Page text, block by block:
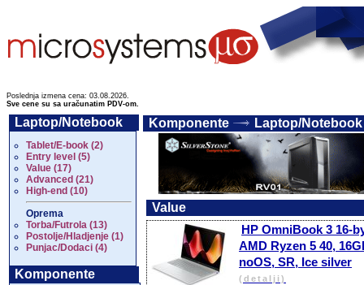
Poslednja izmena cena: 03.08.2026.
Sve cene su sa uračunatim PDV-om.
Laptop/Notebook
Tablet/E-book (2)
Entry level (5)
Value (17)
Advanced (21)
High-end (10)
Oprema
Torba/Futrola (13)
Postolje/Hladjenje (1)
Punjac/Dodaci (4)
Komponente
Komponente Laptop/Notebook
Value
HP OmniBook 3 16-
AMD Ryzen 5 40,
noOS, SR, Ice silver
(detalji)